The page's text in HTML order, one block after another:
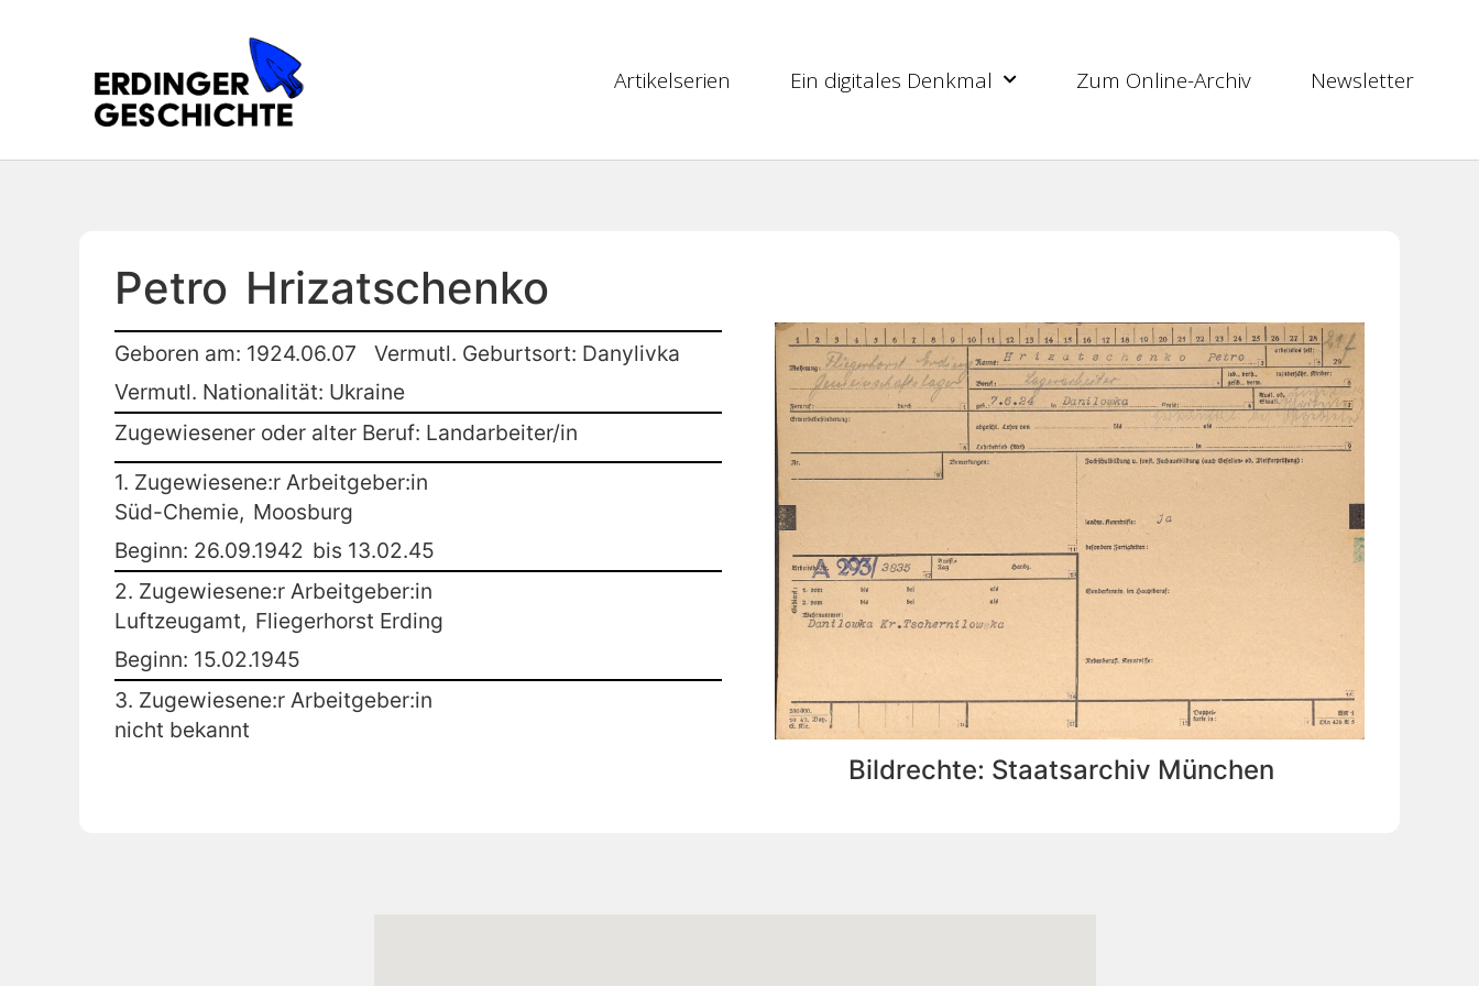
Artikelserien Ein digitales Denkmal Zum Online-Archiv Newsletter
Petro Hrizatschenko
Geboren am: 1924.06.07
Vermutl. Geburtsort: Danylivka
Vermutl. Nationalität: Ukraine
Zugewiesener oder alter Beruf: Landarbeiter/in
1. Zugewiesene:r Arbeitgeber:in
Süd-Chemie, Moosburg
Beginn: 26.09.1942 bis 13.02.45
2. Zugewiesene:r Arbeitgeber:in
Luftzeugamt, Fliegerhorst Erding
Beginn: 15.02.1945
3. Zugewiesene:r Arbeitgeber:in
nicht bekannt
Bildrechte: Staatsarchiv München